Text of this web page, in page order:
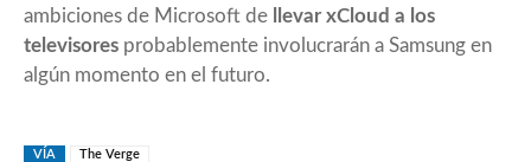
ambiciones de Microsoft de llevar xCloud a los
televisores probablemente involucrarán a Samsung en
algún momento en el futuro.
VÍA The Verge